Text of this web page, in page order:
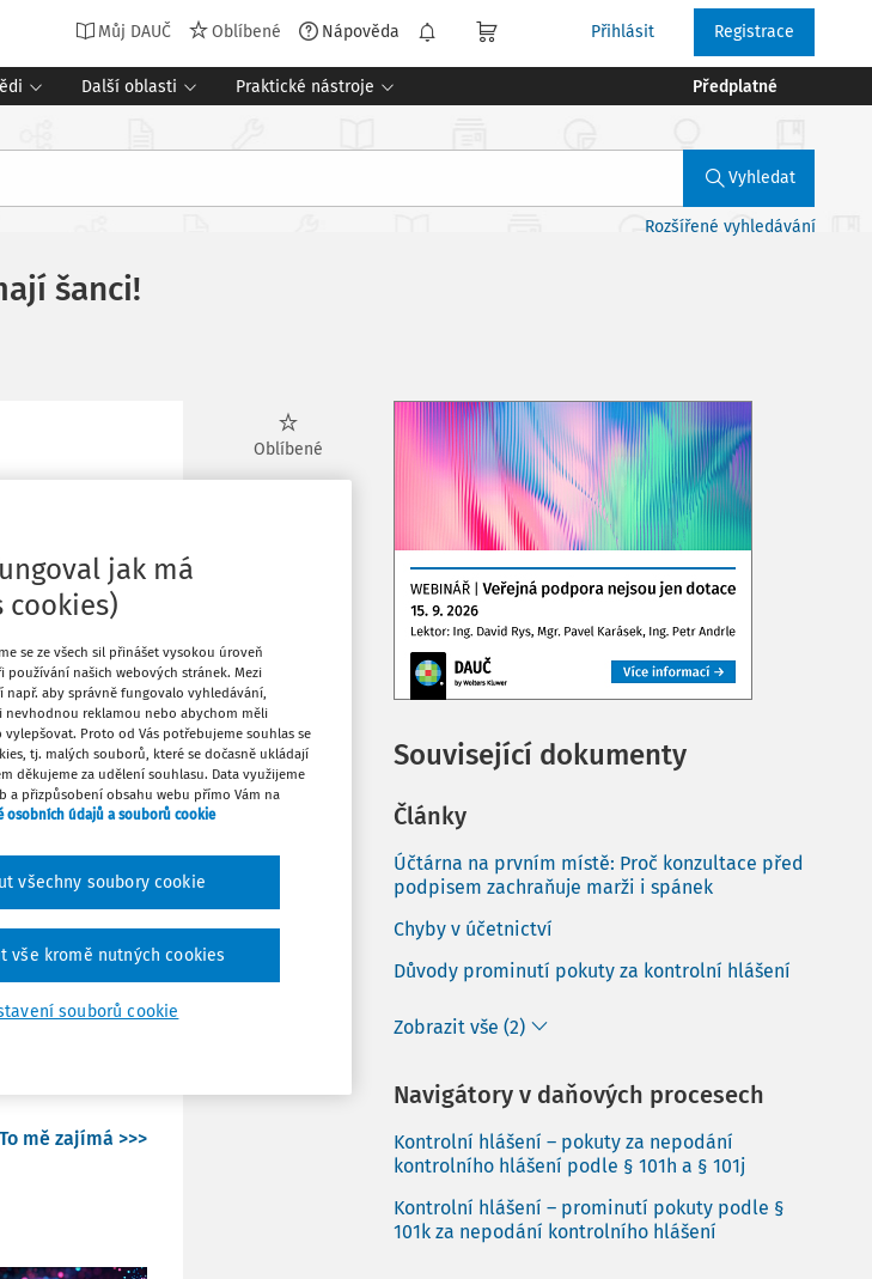
Můj DAUČ Oblíbené Nápověda Přihlásit Registrace
Další oblasti Praktické nástroje Předplatné
Vyhledat
Rozšířené vyhledávání
šanci!
začít
ale
nižších rizik,
newsletteru
a postavit
zasíláme všem
jen do
situace, kdy
od DPH,
rizika
To mě zajímá >>>
Oblíbené
Poznámka
Související dokumenty
Články
Účtárna na prvním místě: Proč konzultace před
podpisem zachraňuje marži i spánek
Chyby v účetnictví
Důvody prominutí pokuty za kontrolní hlášení
Zobrazit vše (2)
Navigátory v daňových procesech
Kontrolní hlášení – pokuty za nepodání
kontrolního hlášení podle § 101h a § 101j
Kontrolní hlášení – prominutí pokuty podle §
101k za nepodání kontrolního hlášení
jak má
cookies)
se ze všech sil přinášet vysokou úroveň
našich webových stránek. Mezi
aby správně fungovalo vyhledávání,
nevhodnou reklamou nebo abychom měli
Proto od Vás potřebujeme souhlas se
tj. malých souborů, které se dočasně ukládají
děkujeme za udělení souhlasu. Data využijeme
a přizpůsobení obsahu webu přímo Vám na
osobních údajů a souborů cookie
souborů cookie
vše kromě nutných cookies
všechny soubory cookie